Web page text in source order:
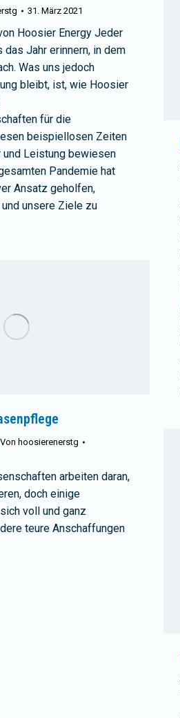
31. März 2021
Hoosier Energy Jeder
Jahr erinnern, in dem
Was uns jedoch
bleibt, ist, wie Hoosier
für die
beispiellosen Zeiten
und Leistung bewiesen
Pandemie hat
Ansatz geholfen,
unsere Ziele zu
Von hoosierenerstg
arbeiten daran,
doch einige
voll und ganz
teure Anschaffungen